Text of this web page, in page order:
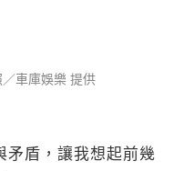
／車庫娛樂 提供
矛盾，讓我想起前幾